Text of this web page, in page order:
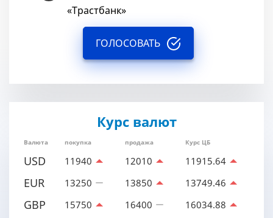
«Трастбанк»
ГОЛОСОВАТЬ
Курс валют
Валюта покупка продажа Курс ЦБ
USD 11940 12010 11915.64
EUR 13250 13850 13749.46
GBP 15750 16400 16034.88